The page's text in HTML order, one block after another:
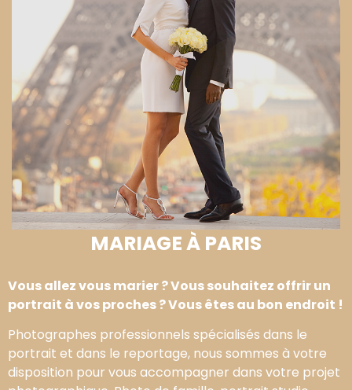
MARIAGE À PARIS
Vous allez vous marier ? Vous souhaitez offrir un
portrait à vos proches ? Vous êtes au bon endroit !
Photographes professionnels spécialisés dans le
portrait et dans le reportage, nous sommes à votre
disposition pour vous accompagner dans votre projet